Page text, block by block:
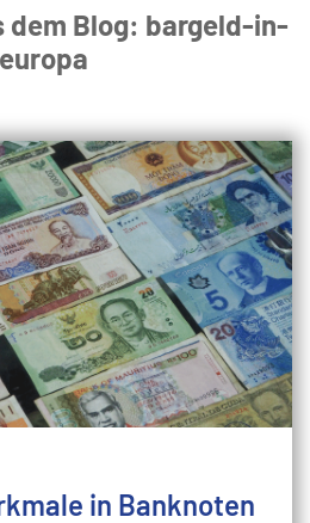
dem Blog: bargeld-in-
europa
in Banknoten